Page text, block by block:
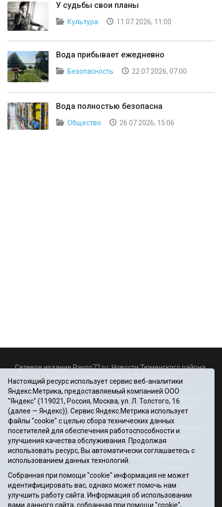
У судьбы свои планы
Культура 11 07 2026, 11:00
Вода прибывает ежедневно
Безопасность 22 07 2026, 07:00
Вода полностью безопасна
Общество 26 07 2026, 15:06
Сетевое издание Rayon72.ru. Новости Тюменского района.
Rayon72@yandex.ru
Регистрационный номер СМИ Эл № ФС77-67956 от
06.12.2016г., выдано Федеральной службой по надзору в
сфере связи, информационных технологий и массовых
коммуникаций (Роскомнадзор)
Учредитель: Автономная некоммерческая организация
«Информационно-издательский центр «Красное знамя».
Главный редактор Некрасова Т. В.
Почтовый адрес: 625031 г.Тюмень. ул. Шишкова, 6
Электронная почта объединенной редакции:
krasnoeznam@rambler.ru
Телефоны 8 (3452) 34-80-60, 69-56-73, 69-56-47
Политика оператора
Настоящий ресурс использует сервис веб-аналитики
Яндекс.Метрика, предоставляемый компанией ООО
"Яндекс" (119021, Россия, Москва, ул. Л. Толстого, 16
(далее — Яндекс)). Сервис Яндекс.Метрика использует
файлы "cookie" с целью сбора технических данных
посетителей для обеспечения работоспособности и
улучшения качества обслуживания. Продолжая
использовать ресурс, Вы автоматически соглашаетесь с
использованием данных технологий.
Собранная при помощи "cookie" информация не может
идентифицировать вас, однако может помочь нам
улучшить работу сайта. Информация об использовании
вами данного сайта, собранная при помощи "cookie",